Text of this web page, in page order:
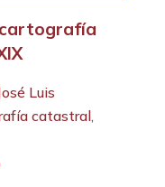
cartografía
Luis
catastral,